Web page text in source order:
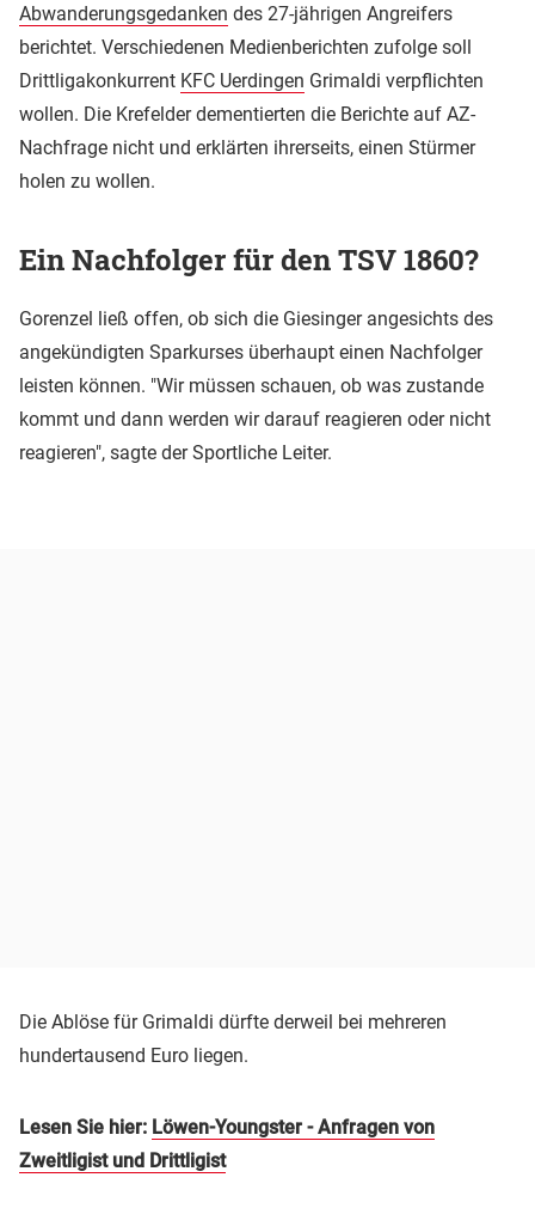
Abwanderungsgedanken des 27-jährigen Angreifers
berichtet. Verschiedenen Medienberichten zufolge soll
Drittligakonkurrent KFC Uerdingen Grimaldi verpflichten
wollen. Die Krefelder dementierten die Berichte auf AZ-
Nachfrage nicht und erklärten ihrerseits, einen Stürmer
holen zu wollen.
Ein Nachfolger für den TSV 1860?
Gorenzel ließ offen, ob sich die Giesinger angesichts des
angekündigten Sparkurses überhaupt einen Nachfolger
leisten können. "Wir müssen schauen, ob was zustande
kommt und dann werden wir darauf reagieren oder nicht
reagieren", sagte der Sportliche Leiter.
Die Ablöse für Grimaldi dürfte derweil bei mehreren
hundertausend Euro liegen.
Lesen Sie hier: Löwen-Youngster - Anfragen von
Zweitligist und Drittligist